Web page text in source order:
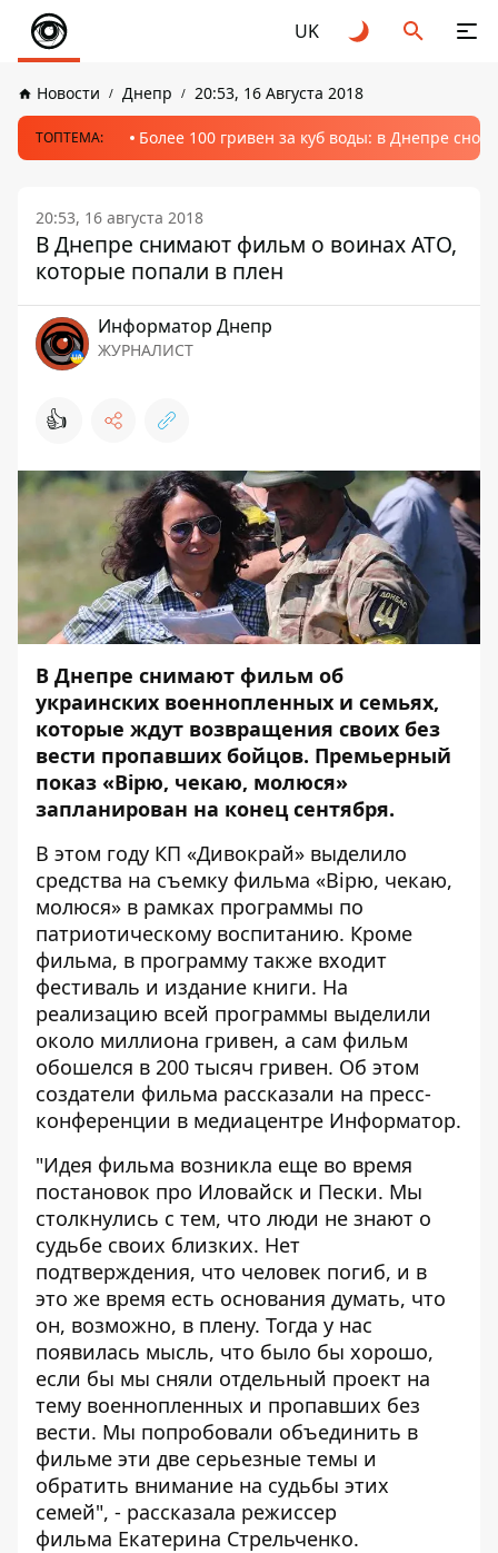
UK
Новости Днепр 20:53, 16 Августа 2018
ТОПТЕМА: Более 100 гривен за куб воды: в Днепре
20:53, 16 августа 2018
В Днепре снимают фильм о воинах АТО,
которые попали в плен
Информатор Днепр
ЖУРНАЛИСТ
👍
В Днепре снимают фильм об
украинских военнопленных и семьях,
которые ждут возвращения своих без
вести пропавших бойцов. Премьерный
показ «Вірю, чекаю, молюся»
запланирован на конец сентября.
В этом году КП «Дивокрай» выделило
средства на съемку фильма «Вірю, чекаю,
молюся» в рамках программы по
патриотическому воспитанию. Кроме
фильма, в программу также входит
фестиваль и издание книги. На
реализацию всей программы выделили
около миллиона гривен, а сам фильм
обошелся в 200 тысяч гривен. Об этом
создатели фильма рассказали на пресс-
конференции в медиацентре Информатор.
"Идея фильма возникла еще во время
постановок про Иловайск и Пески. Мы
столкнулись с тем, что люди не знают о
судьбе своих близких. Нет
подтверждения, что человек погиб, и в
это же время есть основания думать, что
он, возможно, в плену. Тогда у нас
появилась мысль, что было бы хорошо,
если бы мы сняли отдельный проект на
тему военнопленных и пропавших без
вести. Мы попробовали объединить в
фильме эти две серьезные темы и
обратить внимание на судьбы этих
семей", - рассказала режиссер
фильма Екатерина Стрельченко.